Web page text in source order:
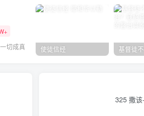
切成真 使徒信经
325 撒